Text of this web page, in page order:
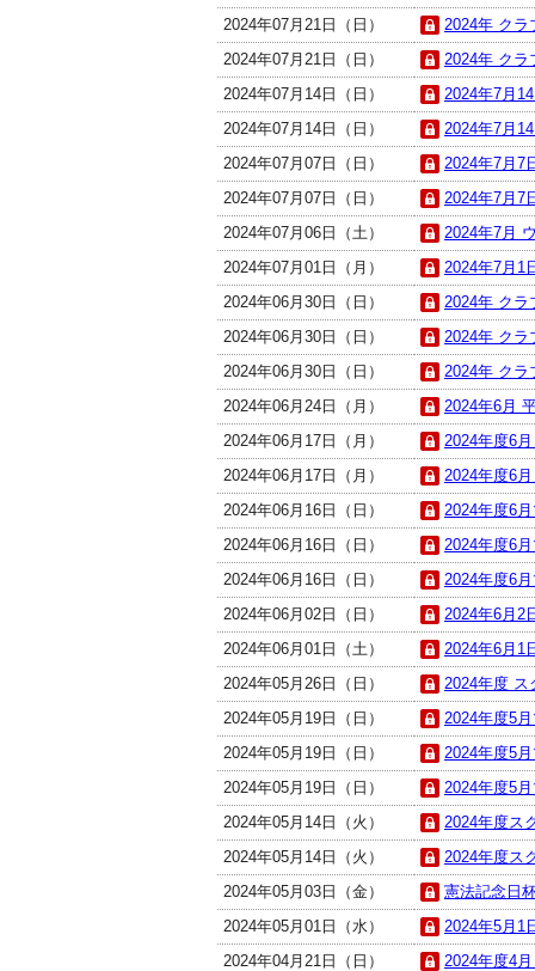
2024年07月21日（日）
2024年 クラ
2024年07月21日（日）
2024年 クラ
2024年07月14日（日）
2024年7月
2024年07月14日（日）
2024年7月
2024年07月07日（日）
2024年7月7
2024年07月07日（日）
2024年7月7
2024年07月06日（土）
2024年7月
2024年07月01日（月）
2024年7月1
2024年06月30日（日）
2024年 クラ
2024年06月30日（日）
2024年 クラ
2024年06月30日（日）
2024年 クラ
2024年06月24日（月）
2024年6月
2024年06月17日（月）
2024年度6
2024年06月17日（月）
2024年度6
2024年06月16日（日）
2024年度6
2024年06月16日（日）
2024年度6
2024年06月16日（日）
2024年度6
2024年06月02日（日）
2024年6月2
2024年06月01日（土）
2024年6月1
2024年05月26日（日）
2024年度 ス
2024年05月19日（日）
2024年度5
2024年05月19日（日）
2024年度5
2024年05月19日（日）
2024年度5
2024年05月14日（火）
2024年度ス
2024年05月14日（火）
2024年度ス
2024年05月03日（金）
憲法記念日
2024年05月01日（水）
2024年5月1
2024年04月21日（日）
2024年度4